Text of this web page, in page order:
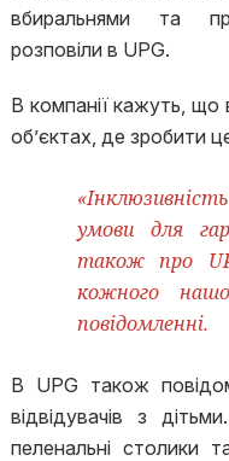
вбиральнями та
розповіли в UPG.
В компанії кажуть, що
об’єктах, де зробити
умови для
також про
кожного
повідомленні.
В UPG також
відвідувачів з
пеленальні столики